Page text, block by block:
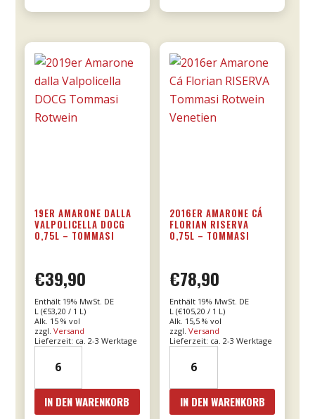
Donnafugata
Menge
19ER AMARONE DALLA
VALPOLICELLA DOCG
0,75L – TOMMASI
€39,90
Enthält 19% MwSt. DE
L (€53,20 / 1 L)
Alk. 15 % vol
zzgl. Versand
Lieferzeit: ca. 2-3 Werktage
Amarone
dalla
Valpolicella
IN DEN WARENKORB
2016ER AMARONE CÁ
FLORIAN RISERVA
0,75L – TOMMASI
€78,90
Enthält 19% MwSt. DE
L (€105,20 / 1 L)
Alk. 15,5 % vol
zzgl.Versand
Lieferzeit: ca. 2-3 Werktage
Amarone
Cá
Florian
IN DEN WARENKORB